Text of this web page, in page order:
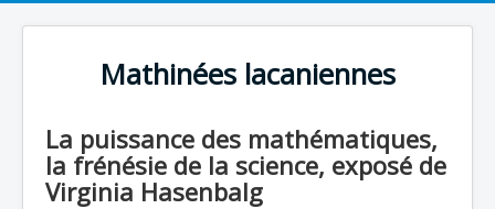
Mathinées lacaniennes
La puissance des mathématiques,
la frénésie de la science, exposé de
Virginia Hasenbalg